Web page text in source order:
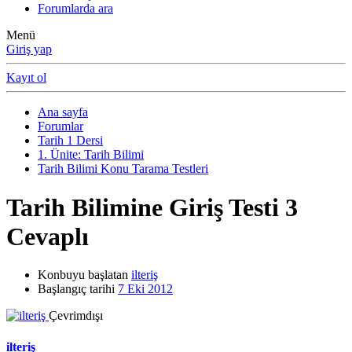
Forumlarda ara
Menü
Giriş yap
Kayıt ol
Ana sayfa
Forumlar
Tarih 1 Dersi
1. Ünite: Tarih Bilimi
Tarih Bilimi Konu Tarama Testleri
Tarih Bilimine Giriş Testi 3
Cevaplı
Konbuyu başlatan ilteriş
Başlangıç tarihi 7 Eki 2012
Çevrimdışı
ilteriş